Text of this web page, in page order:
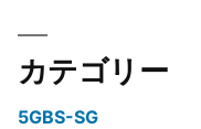
カテゴリー
5GBS-SG